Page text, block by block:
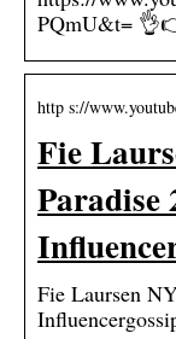
PQmU&t=
http s://
Fie
Fie Laursen